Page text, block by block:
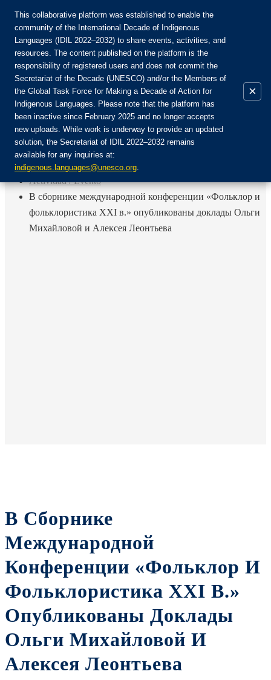
Únete a la comunidad:
Login
ES
EN
FR
RU
Inicio
Actividad / Evento
В сборнике международной конференции «Фольклор и
фольклористика XXI в.» опубликованы доклады Ольги
Михайловой и Алексея Леонтьева
В Сборнике
Международной
Конференции «Фольклор И
Фольклористика XXI В.»
Опубликованы Доклады
Ольги Михайловой И
Алексея Леонтьева
This collaborative platform was established to enable the
community of the International Decade of Indigenous
Languages (IDIL 2022–2032) to share events, activities, and
resources. The content published on the platform is the
responsibility of registered users and does not commit the
Secretariat of the Decade (UNESCO) and/or the Members of
the Global Task Force for Making a Decade of Action for
Indigenous Languages. Please note that the platform has
been inactive since February 2025 and no longer accepts
new uploads. While work is underway to provide an updated
solution, the Secretariat of IDIL 2022–2032 remains
available for any inquiries at:
indigenous.languages@unesco.org.
×